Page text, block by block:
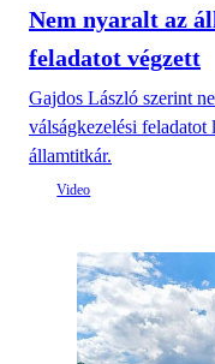
Nem nyaralt az
feladatot végzett
Gajdos László szerint
válságkezelési
államtitkár.